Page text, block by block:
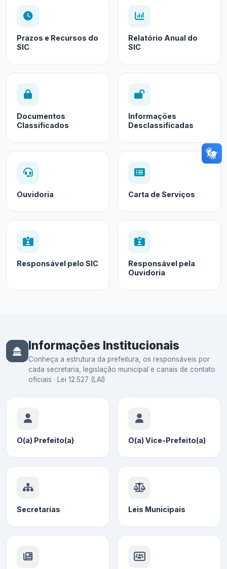
Prazos e Recursos do
SIC
Relatório Anual do
SIC
Documentos
Classificados
Informações
Desclassificadas
Ouvidoria Carta de Serviços
Responsável pelo SIC
Responsável pela
Ouvidoria
Informações Institucionais
Conheça a estrutura da prefeitura, os responsáveis por
cada secretaria, legislação municipal e canais de contato
oficiais · Lei 12.527 (LAI)
O(a) Prefeito(a) O(a) Vice-Prefeito(a)
Secretarias Leis Municipais